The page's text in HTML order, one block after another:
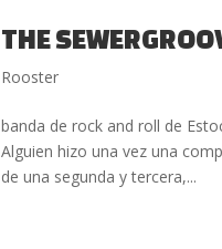
THE
Rooster
banda de rock and roll de
Alguien hizo una vez una
de una segunda y tercera,...